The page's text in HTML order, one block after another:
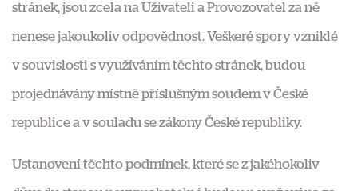
stránek, jsou zcela na Uživateli a Provozovatel za ně
nenese jakoukoliv odpovědnost. Veškeré spory vzniklé
v souvislosti s využíváním těchto stránek, budou
projednávány místně příslušným soudem v České
republice a v souladu se zákony České republiky.
Ustanovení těchto podmínek, které se z jakéhokoliv